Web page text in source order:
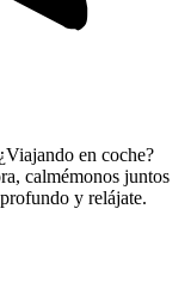
en coche?
calmémonos juntos
y relájate.